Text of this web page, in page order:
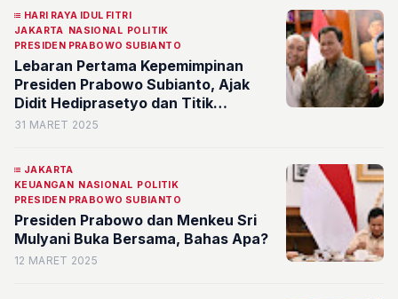
HARI RAYA IDUL FITRI
JAKARTA
NASIONAL POLITIK
PRESIDEN PRABOWO SUBIANTO
Lebaran Pertama Kepemimpinan
Presiden Prabowo Subianto, Ajak
Didit Hediprasetyo dan Titik
Soeharto Foto Bareng
31 MARET 2025
JAKARTA
KEUANGAN
NASIONAL POLITIK
PRESIDEN PRABOWO SUBIANTO
Presiden Prabowo dan Menkeu Sri
Mulyani Buka Bersama, Bahas Apa?
12 MARET 2025